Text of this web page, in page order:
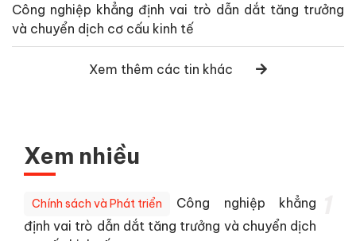
Công nghiệp khẳng định vai trò dẫn dắt tăng trưởng
và chuyển dịch cơ cấu kinh tế
Xem thêm các tin khác
Xem nhiều
Chính sách và Phát triển
Công nghiệp khẳng
định vai trò dẫn dắt tăng trưởng và chuyển dịch